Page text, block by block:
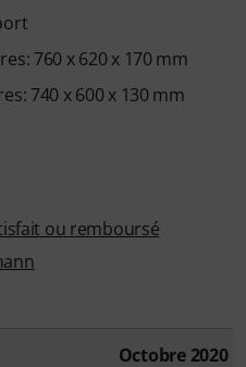
760 x 620 x 170 mm
740 x 600 x 130 mm
ou remboursé
Octobre 2020